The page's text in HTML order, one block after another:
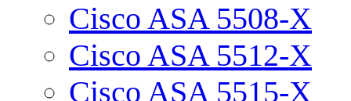
Cisco ASA 5508-X
Cisco ASA 5512-X
Cisco ASA 5515-X